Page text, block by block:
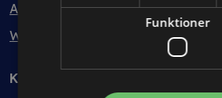
Abonnemang
Webbinarium
Kunskapsbank
Funktioner